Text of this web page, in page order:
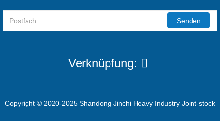
Senden
Verknüpfung:
Copyright © 2020-2025 Shandong Jinchi Heavy Industry Joint-stock